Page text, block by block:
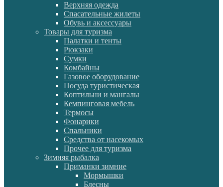
Верхняя одежда
Спасательные жилеты
Обувь и аксессуары
Товары для туризма
Палатки и тенты
Рюкзаки
Сумки
Комбайны
Газовое оборудование
Посуда туристическая
Коптильни и мангалы
Кемпинговая мебель
Термосы
Фонарики
Спальники
Средства от насекомых
Прочее для туризма
Зимняя рыбалка
Приманки зимние
Мормышки
Блесны